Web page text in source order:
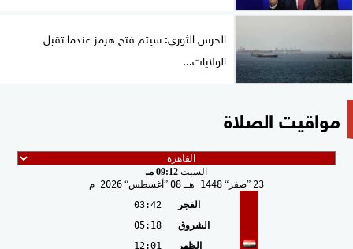
الحرس الثوري: سيتم فتح هرمز عندما تقبل
الولايات...
مواقيت الصلاة
السبت 09:12 مـ
23
صفر 1448 هـ 08 أغسطس 2026 م
الفجر
03:42
الشروق
05:18
الظهر
12:01